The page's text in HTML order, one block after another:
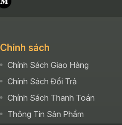
Chính sách
Chính Sách Giao Hàng
Chính Sách Đổi Trả
Chính Sách Thanh Toán
Thông Tin Sản Phẩm